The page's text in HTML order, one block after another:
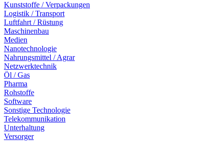
Kunststoffe / Verpackungen
Logistik / Transport
Luftfahrt / Rüstung
Maschinenbau
Medien
Nanotechnologie
Nahrungsmittel / Agrar
Netzwerktechnik
Öl / Gas
Pharma
Rohstoffe
Software
Sonstige Technologie
Telekommunikation
Unterhaltung
Versorger